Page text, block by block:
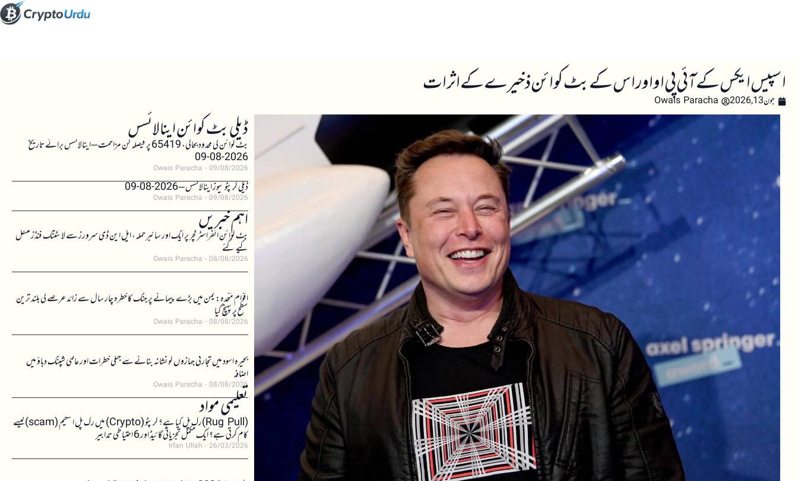
اسپیس ایکس کے آئی پی او اور اس کے بٹ کوائن ذخیرے کے اثرات
جون 13, 2026 Owais Paracha
ڈیلی بٹ کوائن اینالائسسبٹ کوائن کی محدود بحالی، 65419 پر فیصلہ کن مزاحمت – اینالائسس برائے تاریخ
2026-08-09
Owais Paracha 09/08/2026
ڈیلی کرپٹو نیوز اینالائسس – 2026-08-09
Owais Paracha 09/08/2026
اہم خبریں
بٹ کوائن انفراسٹرکچر پر ایک اور سائبر حملہ، ایل این ڈی سرورز سے لائٹننگ فنڈز منتقل
کیے گئے
Owais Paracha 08/08/2026
اقوام متحدہ: یمن میں بڑے پیمانے پر جنگ کا خطرہ چار سال سے زائد عرصے کی بلند ترین
سطح پر پہنچ گیا
Owais Paracha 08/08/2026
بحیرہ اسود میں تجارتی جہازوں کو نشانہ بنانے سے جنگی خطرات اور عالمی شپنگ دباؤ میں
اضافہ
Owais Paracha 08/08/2026
تعلیمی مواد (Rug Pull)رگ پل کیا ہے؟ کرپٹو (Crypto) میں رگ پل اسکیم (scam)کیسے
کام کرتی ہے؟ ایک مکمل تجزیاتی گائیڈ اور 6 احتیاطی تدابیر
Irfan Ullah 26/03/2026